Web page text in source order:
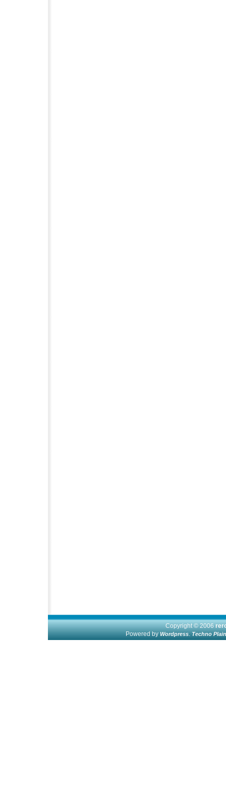
Copyright © 2006
Powered byWordpress.Techno Plain